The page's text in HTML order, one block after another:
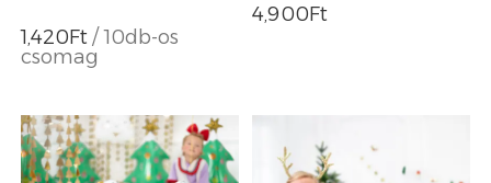
1,420Ft / 10db-os
csomag
4,900Ft